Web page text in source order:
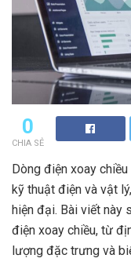
0
CHIA SẺ
Dòng điện xoay
kỹ thuật điện và vật
hiện đại. Bài viết này
điện xoay chiều, từ
lượng đặc trưng và